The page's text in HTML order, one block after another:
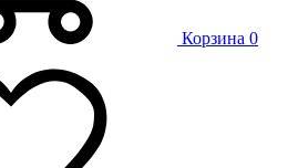
Корзина 0